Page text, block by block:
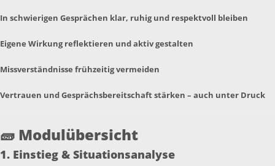
In schwierigen Gesprächen klar, ruhig und respektvoll bleiben
Eigene Wirkung reflektieren und aktiv gestalten
Missverständnisse frühzeitig vermeiden
Vertrauen und Gesprächsbereitschaft stärken – auch unter Druck
🧱 Modulübersicht
1. Einstieg & Situationsanalyse